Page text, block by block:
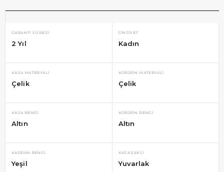
GARANTI SÜRESI
2 Yıl
CINSIYET
Kadın
KASA MATERYALI
Çelik
KORDON MATERYALI
Çelik
KASA RENGI
Altın
KORDON RENGI
Altın
KADRAN RENGI
Yeşil
KASA ŞEKLI
Yuvarlak